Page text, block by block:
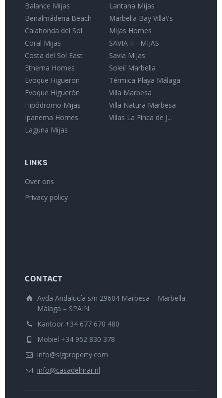
Balance Mijas
Benalmádena Beach
Calahonda del Sol
Coral Mijas
Costa del Sol East
Etherna Homes
Evoque Higueron
Evoque Higuerón
Hipódromo Mijas
Ipanema Homes
Laguna Mijas
Lantana Mijas
Marbella Bay Villa\'s
Mijas Homes
SAVIA II - MIJAS
Savia Mijas
Soleil Marbella
Térmica Playa Málaga
Villa Marbesa
Villa Natura Marbesa
Villas La Finca de J...
LINKS
Over ons
Privacy policy
CONTACT
Avda Andalucía s/n 29604 Marbesa – Marbella
Málaga – SPAIN
Kantoor +34 677 670 480
Mobiel +34 952 830 378
info@slgproperty.com
info@casadelmar.nl